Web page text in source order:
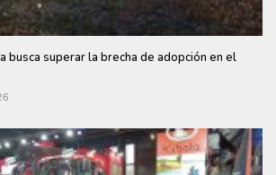
busca superar la brecha de adopción en el